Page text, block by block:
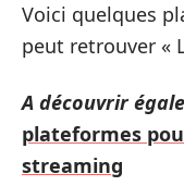
Voici quelques
peut retrouver «
A découvrir
plateformes
streaming